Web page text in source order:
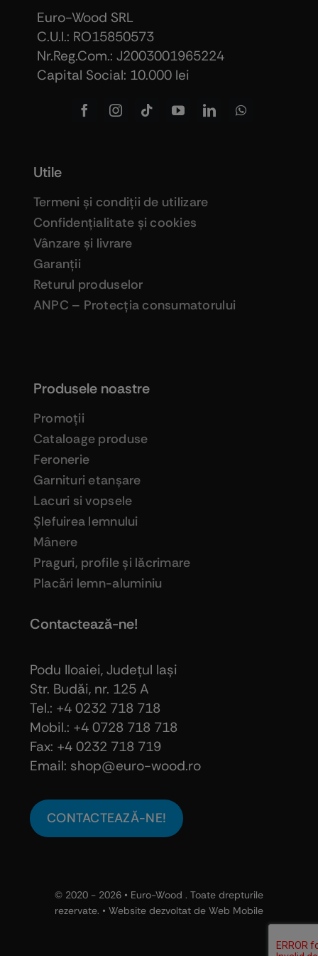
Euro-Wood SRL
C.U.I.: RO15850573
Nr.Reg.Com.: J2003001965224
Capital Social: 10.000 lei
Produsele noastre
Promoţii
Cataloage produse
Feronerie
Garnituri etanşare
Lacuri si vopsele
Şlefuirea lemnului
Mânere
Praguri, profile şi lăcrimare
Placări lemn-aluminiu
Utile
Termeni şi condiţii de utilizare
Confidenţialitate şi cookies
Vânzare şi livrare
Garanţii
Returul produselor
ANPC – Protecţia consumatorului
Contactează-ne!
Podu Iloaiei, Judeţul Iaşi
Str. Budăi, nr. 125 A
Tel.: +4 0232 718 718
Mobil.: +4 0728 718 718
Fax: +4 0232 718 719
Email: shop@euro-wood.ro
CONTACTEAZĂ-NE!
© 2020 - 2026 • Euro-Wood . Toate drepturile
rezervate. • Website dezvoltat de Web Mobile